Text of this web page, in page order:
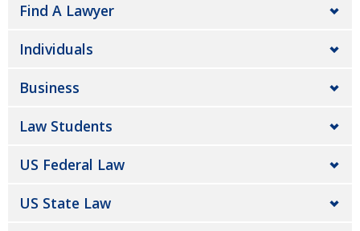
Find A Lawyer
Individuals
Business
Law Students
US Federal Law
US State Law